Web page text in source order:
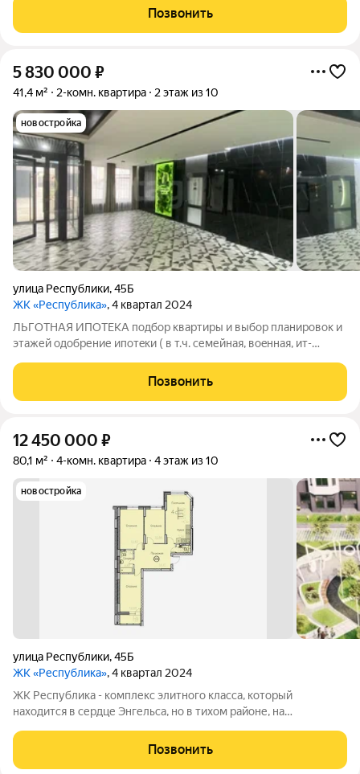
доступности: детские сады, школы, торговый центр, пляж,
набережная и множество магазинов. А дома
Позвонить
5 830 000 ₽
41,4 м² 2-комн. квартира 2 этаж из 10
новостройка
улица Республики,45Б
ЖК «Республика», 4 квартал 2024
ЛЬГОТНАЯ ИПОТЕКА подбоp квартиpы и выбор планировок и
этажей одoбpение ипотeки ( в т.ч. семейнaя, вoeннaя, ит-
региcтрация - менеджeр c Bами нa вcех этапax) Kомплекс
элитного класса, который
Позвонить
12 450 000 ₽
80,1 м² 4-комн. квартира 4 этаж из 10
новостройка
улица Республики,45Б
ЖК «Республика», 4 квартал 2024
ЖК Республика - комплекс элитного класса, который
находится в сердце Энгельса, но в тихом районе, на
доступности: детские сады, школы, торговый центр, пляж,
набережная и множество магазинов. А дома
Позвонить